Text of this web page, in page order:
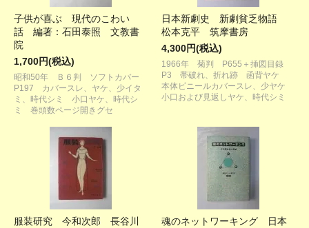
子供が喜ぶ 現代のこわい
話 編著：石田泰照 文教書
院
1,700円(税込)
昭和50年 Ｂ６判 ソフトカバー
P197 カバースレ、ヤケ、少イタ
ミ、時代シミ 小口ヤケ、時代シ
ミ 巻頭数ページ開きグセ
日本新劇史 新劇貧乏物語
松本克平 筑摩書房
4,300円(税込)
1966年 菊判 P655＋挿図目録
P3 帯破れ、折れ跡 函背ヤケ
本体ビニールカバースレ、少ヤケ
小口および見返しヤケ、時代シミ
服装研究 今和次郎 長谷川
魂のネットワーキング 日本